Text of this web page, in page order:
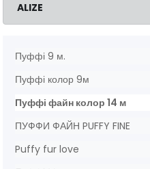
ALIZE
Пуффі 9 м.
Пуффі колор 9м
Пуффі файн колор 14 м
ПУФФИ ФАЙН PUFFY FINE
Puffy fur love